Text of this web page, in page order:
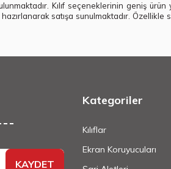
Kılıf seçeneklerinin geniş
satışa sunulmaktadır.
KAYDET
Kategoriler
Kılıflar
Ekran Koruyucuları